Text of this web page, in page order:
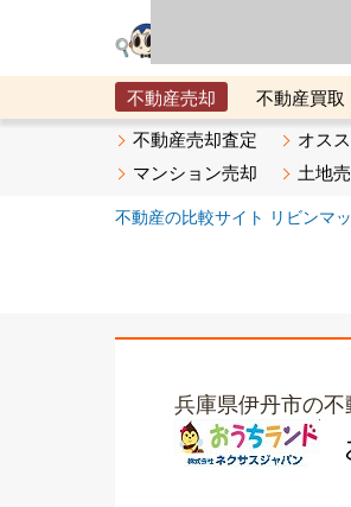
不動産売却 不動産買取
メタ住宅展示場
ベスト不
不動産売却査定 オス
マンション売却
土地
不動産の比較サイト リビンマ
兵庫県伊丹市の